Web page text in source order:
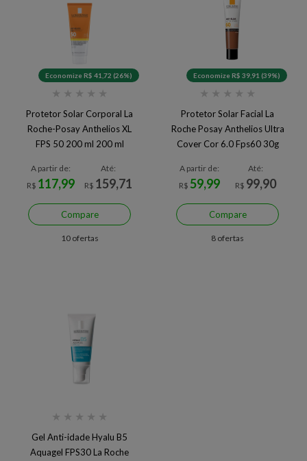
Economize R$ 41,72 (26%)
★ ★ ★ ★ ★
Protetor Solar Corporal La
Roche-Posay Anthelios XL
FPS 50 200 ml 200 ml
A partir de:
R$ 117,99
Até:
R$ 159,71
Compare
10 ofertas
Economize R$ 39,91 (39%)
★ ★ ★ ★ ★
Protetor Solar Facial La
Roche Posay Anthelios Ultra
Cover Cor 6.0 Fps60 30g
A partir de:
R$59,99
Até:
R$ 99,90
Compare
8 ofertas
★ ★ ★ ★ ★
Gel Anti-idade Hyalu B5
Aquagel FPS30 La Roche